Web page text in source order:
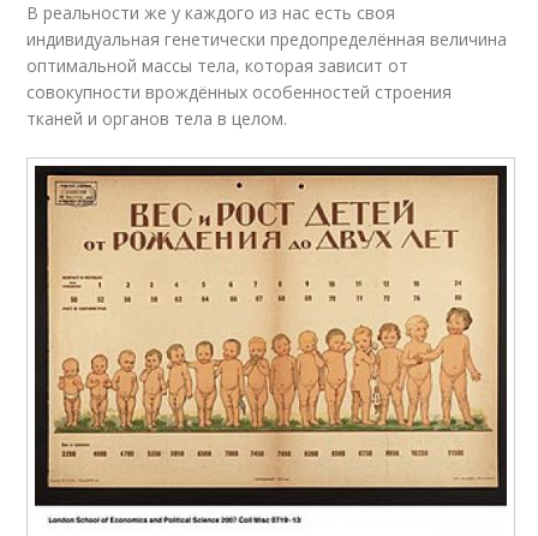
В реальности же у каждого из нас есть своя
индивидуальная генетически предопределённая величина
оптимальной массы тела, которая зависит от
совокупности врождённых особенностей строения
тканей и органов тела в целом.